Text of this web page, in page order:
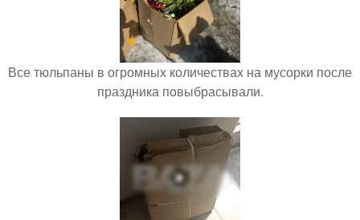
Все тюльпаны в огромных количествах на мусорки после
праздника повыбрасывали.